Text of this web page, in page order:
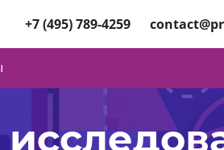
+7 (495) 789-4259